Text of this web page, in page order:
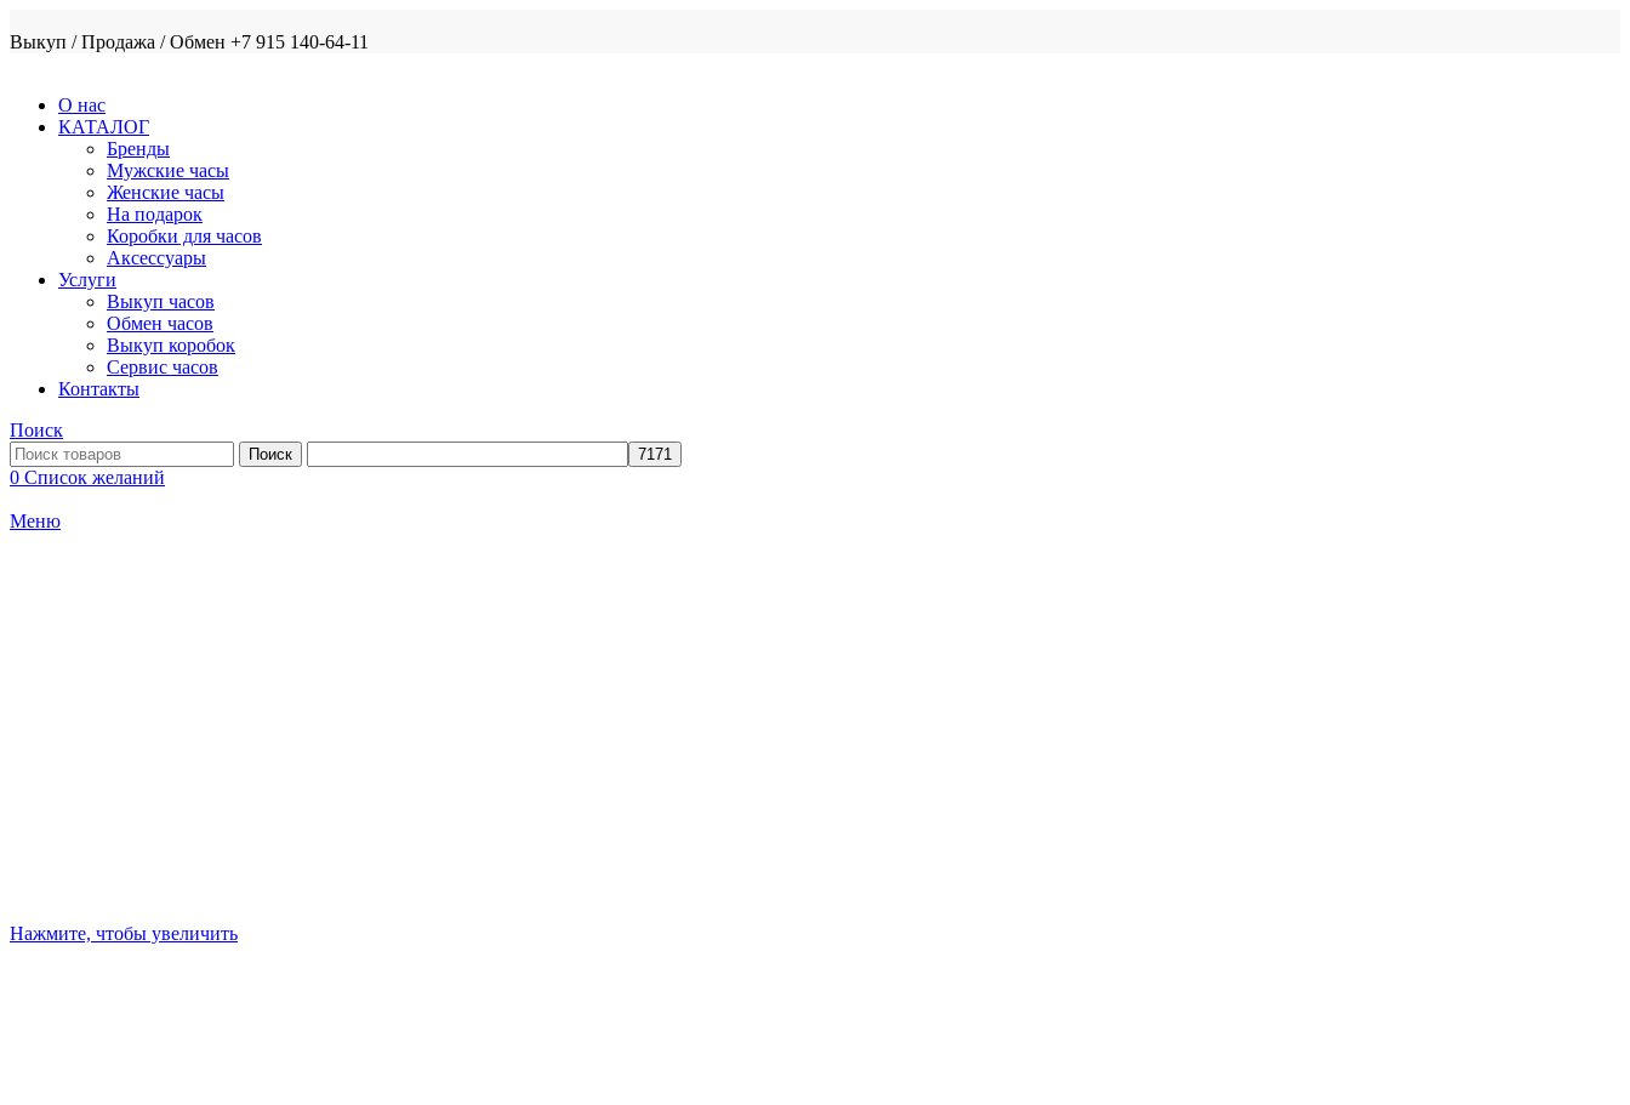
Выкуп / Продажа / Обмен +7 915 140-64-11
О нас
КАТАЛОГ
Бренды
Мужские часы
Женские часы
На подарок
Коробки для часов
Аксессуары
Услуги
Выкуп часов
Обмен часов
Выкуп коробок
Сервис часов
Контакты
Поиск
Поиск
0 Список желаний
Меню
Нажмите, чтобы увеличить